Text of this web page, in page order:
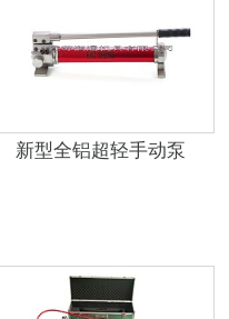
新型全铝超轻手动泵